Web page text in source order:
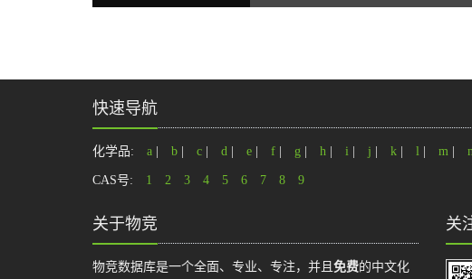
快速导航
化学品: a b c d e f g h i j k l m
CAS号: 1 2 3 4 5 6 7 8 9
关于物竞
物竞数据库是一个全面、专业、专注，并且 免费的中文化
关